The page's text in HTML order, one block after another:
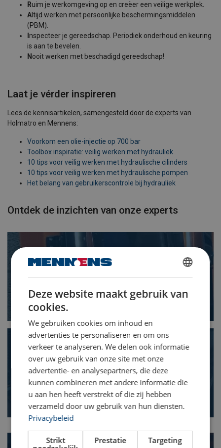
Ruim je werkomgeving op en creëer een veilige werkplek.
Altijd werken met persoonlijke beschermingsmiddelen
(PBM).
nspecteer je gereedschap. Periodiek onderhoud en keuring
is aan te bevelen.
N ooit werken met beschadigd gereedschap!
Laat je vérder inspireren
Lees de kennisartikelen, samengesteld door de experts van
Holmatro en Mennens:
Voorkom een olie-injectie op 700 bar
Toolbox inspiratie: veilig werken met hydrauliek
10 tips voor veilig werken met hydraulische cilinders
10 tips voor veilig werken met hydraulische pompen
Het belang van gebruikerscontrole bij hydrauliek
Ontdek de inzichten van onze experts
Hydraulische cilinder statisch vs.
dynamisch testen
Lekkende cilinders: oorzaken,
gevolgen en voorkomen
DUTCH
ENGLISH TRANSLATION
Deze website maakt gebruik van
cookies.
We gebruiken cookies om inhoud en
advertenties te personaliseren en om ons
verkeer te analyseren. We delen ook informatie
over uw gebruik van onze site met onze
advertentie- en analysepartners, die deze
kunnen combineren met andere informatie die
u aan hen heeft verstrekt of die zij hebben
verzameld door uw gebruik van hun diensten.
Privacybeleid
Strikt
Prestatie Targeting